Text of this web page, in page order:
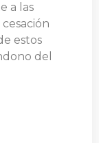
a las
estos
del